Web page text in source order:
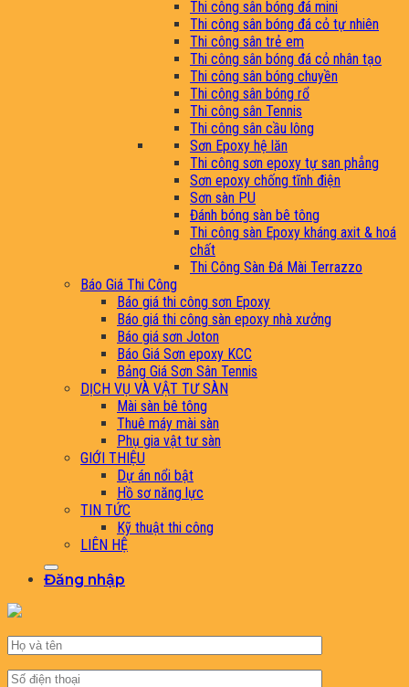
Thi công sân bóng đá mini
Thi công sân bóng đá cỏ tự nhiên
Thi công sân trẻ em
Thi công sân bóng đá cỏ nhân tạo
Thi công sân bóng chuyền
Thi công sân bóng rổ
Thi công sân Tennis
Thi công sân cầu lông
Sơn Epoxy hệ lăn
Thi công sơn epoxy tự san phẳng
Sơn epoxy chống tĩnh điện
Sơn sàn PU
Đánh bóng sàn bê tông
Thi công sàn Epoxy kháng axit & hoá
chất
Thi Công Sàn Đá Mài Terrazzo
Báo Giá Thi Công
Báo giá thi công sơn Epoxy
Báo giá thi công sàn epoxy nhà xưởng
Báo giá sơn Joton
Báo Giá Sơn epoxy KCC
Bảng Giá Sơn Sân Tennis
DỊCH VỤ VÀ VẬT TƯ SÀN
Mài sàn bê tông
Thuê máy mài sàn
Phụ gia vật tư sàn
GIỚI THIỆU
Dự án nổi bật
Hồ sơ năng lực
TIN TỨC
Kỹ thuật thi công
LIÊN HỆ
Đăng nhập